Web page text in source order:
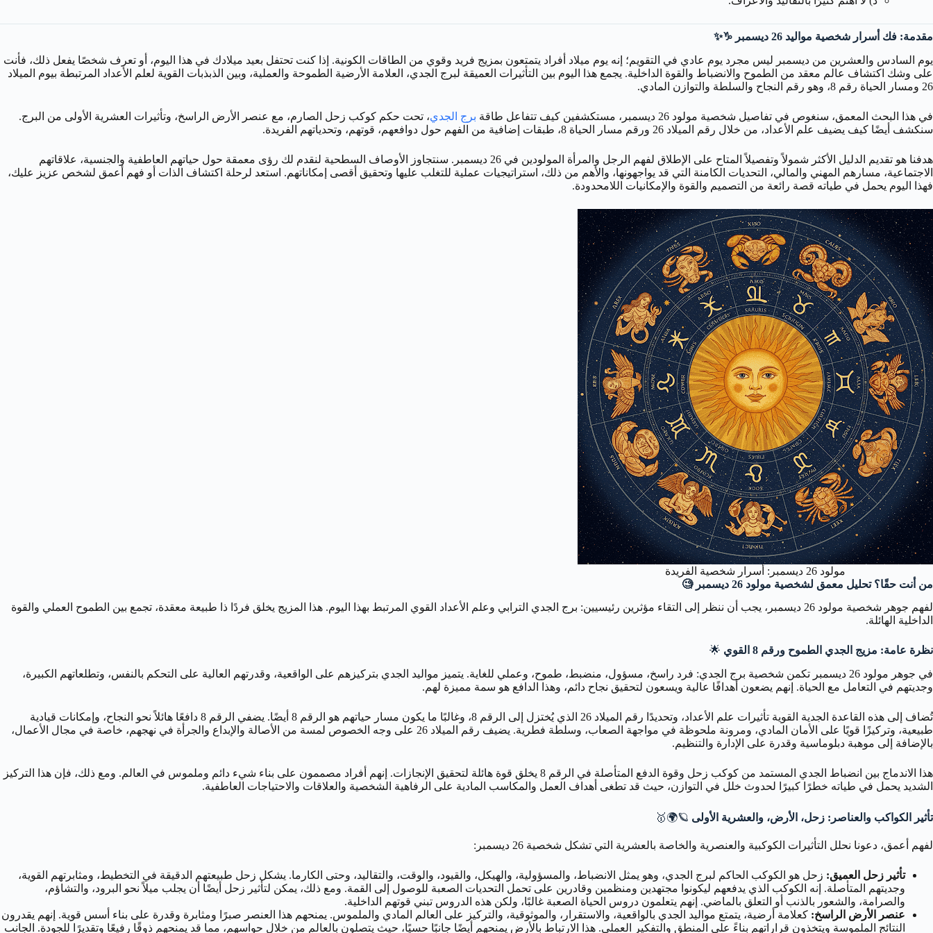
مقدمة: فك أسرار شخصية مواليد 26 ديسمبر ♑✨
يوم السادس والعشرين من ديسمبر ليس مجرد يوم عادي في التقويم؛ إنه يوم ميلاد أفراد يتمتعون بمزيج فريد وقوي من الطاقات الكونية. إذا كنت تحتفل بعيد ميلادك في هذا اليوم، أو تعرف شخصًا يفعل ذلك، فأنت
على وشك اكتشاف عالم معقد من الطموح والانضباط والقوة الداخلية. يجمع هذا اليوم بين التأثيرات العميقة لبرج الجدي، العلامة الأرضية الطموحة والعملية، وبين الذبذبات القوية لعلم الأعداد المرتبطة بيوم الميلاد
26 ومسار الحياة رقم 8، وهو رقم النجاح والسلطة والتوازن المادي.
في هذا البحث المعمق، سنغوص في تفاصيل شخصية مولود 26 ديسمبر، مستكشفين كيف تتفاعل طاقة برج الجدي، تحت حكم كوكب زحل الصارم، مع عنصر الأرض الراسخ، وتأثيرات العشرية الأولى من البرج.
سنكشف أيضًا كيف يضيف علم الأعداد، من خلال رقم الميلاد 26 ورقم مسار الحياة 8، طبقات إضافية من الفهم حول دوافعهم، قوتهم، وتحدياتهم الفريدة.
هدفنا هو تقديم الدليل الأكثر شمولاً وتفصيلاً المتاح على الإطلاق لفهم الرجل والمرأة المولودين في 26 ديسمبر. سنتجاوز الأوصاف السطحية لنقدم لك رؤى معمقة حول حياتهم العاطفية والجنسية، علاقاتهم
الاجتماعية، مسارهم المهني والمالي، التحديات الكامنة التي قد يواجهونها، والأهم من ذلك، استراتيجيات عملية للتغلب عليها وتحقيق أقصى إمكاناتهم. استعد لرحلة اكتشاف الذات أو فهم أعمق لشخص عزيز عليك،
فهذا اليوم يحمل في طياته قصة رائعة من التصميم والقوة والإمكانيات اللامحدودة.
مولود 26 ديسمبر: أسرار شخصية الفريدة
من أنت حقًا؟ تحليل معمق لشخصية مولود 26 ديسمبر 🧐
لفهم جوهر شخصية مولود 26 ديسمبر، يجب أن ننظر إلى التقاء مؤثرين رئيسيين: برج الجدي الترابي وعلم الأعداد القوي المرتبط بهذا اليوم. هذا المزيج يخلق فردًا ذا طبيعة معقدة، تجمع بين الطموح العملي والقوة
الداخلية الهائلة.
نظرة عامة: مزيج الجدي الطموح ورقم 8 القوي
🌟
في جوهر مولود 26 ديسمبر تكمن شخصية برج الجدي: فرد راسخ، مسؤول، منضبط، طموح، وعملي للغاية. يتميز مواليد الجدي بتركيزهم على الواقعية، وقدرتهم العالية على التحكم بالنفس، وتطلعاتهم الكبيرة،
وجديتهم في التعامل مع الحياة. إنهم يضعون أهدافًا عالية ويسعون لتحقيق نجاح دائم، وهذا الدافع هو سمة مميزة لهم.
تُضاف إلى هذه القاعدة الجدية القوية تأثيرات علم الأعداد، وتحديدًا رقم الميلاد 26 الذي يُختزل إلى الرقم 8، وغالبًا ما يكون مسار حياتهم هو الرقم 8 أيضًا. يضفي الرقم 8 دافعًا هائلاً نحو النجاح، وإمكانات قيادية
طبيعية، وتركيزًا قويًا على الأمان المادي، ومرونة ملحوظة في مواجهة الصعاب، وسلطة فطرية. يضيف رقم الميلاد 26 على وجه الخصوص لمسة من الأصالة والإبداع والجرأة في نهجهم، خاصة في مجال الأعمال،
بالإضافة إلى موهبة دبلوماسية وقدرة على الإدارة والتنظيم.
هذا الاندماج بين انضباط الجدي المستمد من كوكب زحل وقوة الدفع المتأصلة في الرقم 8 يخلق قوة هائلة لتحقيق الإنجازات. إنهم أفراد مصممون على بناء شيء دائم وملموس في العالم. ومع ذلك، فإن هذا التركيز
الشديد يحمل في طياته خطرًا كبيرًا لحدوث خلل في التوازن، حيث قد تطغى أهداف العمل والمكاسب المادية على الرفاهية الشخصية والعلاقات والاحتياجات العاطفية.
تأثير الكواكب والعناصر: زحل، الأرض، والعشرية الأولى 🪐🌍🥇
لفهم أعمق، دعونا نحلل التأثيرات الكوكبية والعنصرية والخاصة بالعشرية التي تشكل شخصية 26 ديسمبر:
تأثير زحل العميق: زحل هو الكوكب الحاكم لبرج الجدي، وهو يمثل الانضباط، والمسؤولية، والهيكل، والقيود، والوقت، والتقاليد، وحتى الكارما. يشكل زحل طبيعتهم الدقيقة في التخطيط، ومثابرتهم القوية،
وجديتهم المتأصلة. إنه الكوكب الذي يدفعهم ليكونوا مجتهدين ومنظمين وقادرين على تحمل التحديات الصعبة للوصول إلى القمة. ومع ذلك، يمكن لتأثير زحل أيضًا أن يجلب ميلاً نحو البرود، والتشاؤم،
والصرامة، والشعور بالذنب أو التعلق بالماضي. إنهم يتعلمون دروس الحياة الصعبة غالبًا، ولكن هذه الدروس تبني قوتهم الداخلية.
عنصر الأرض الراسخ: كعلامة أرضية، يتمتع مواليد الجدي بالواقعية، والاستقرار، والموثوقية، والتركيز على العالم المادي والملموس. يمنحهم هذا العنصر صبرًا ومثابرة وقدرة على بناء أسس قوية. إنهم يقدرون
النتائج الملموسة ويتخذون قراراتهم بناءً على المنطق والتفكير العملي. هذا الارتباط بالأرض يمنحهم أيضًا جانبًا حسيًا، حيث يتصلون بالعالم من خلال حواسهم، مما قد يمنحهم ذوقًا رفيعًا وتقديرًا للجودة. الجانب